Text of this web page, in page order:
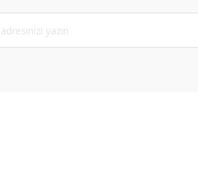
benzer farklı alternatifler olmalı.